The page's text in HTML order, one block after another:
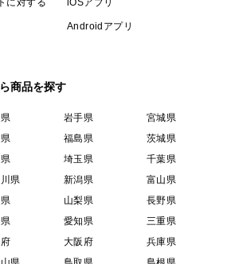
に対する
iOSアプリ
Androidアプリ
商品を探す
岩手県
宮城県
福島県
茨城県
埼玉県
千葉県
県 新潟県
富山県
山梨県
長野県
愛知県
三重県
大阪府
兵庫県